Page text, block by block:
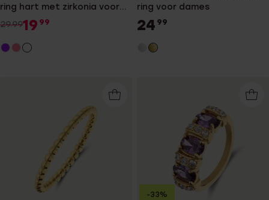
ring hart met zirkonia voor
dames
29.9919 99
ring voor dames
24 99
-33%